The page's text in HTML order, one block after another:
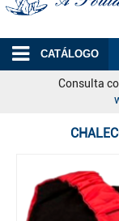
CATÁLOGO
Consulta